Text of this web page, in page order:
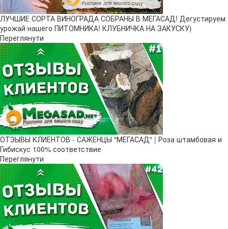
ЛУЧШИЕ СОРТА ВИНОГРАДА СОБРАНЫ В МЕГАСАД! Дегустируем
урожай нашего ПИТОМНИКА! КЛУБНИЧКА НА ЗАКУСКУ)
Переглянути
ОТЗЫВЫ КЛИЕНТОВ - САЖЕНЦЫ "МЕГАСАД" | Роза штамбовая и
Гибискус 100% соответствие
Переглянути